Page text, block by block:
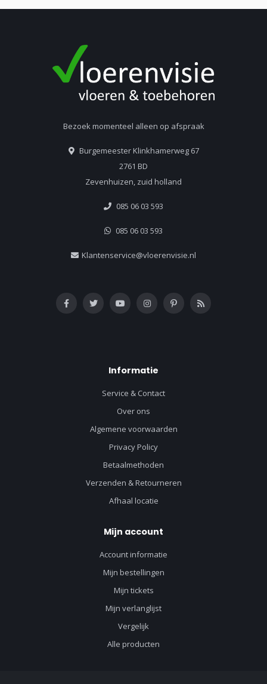
Bezoek momenteel alleen op afspraak
Burgemeester Klinkhamerweg 67
2761 BD
Zevenhuizen, zuid holland
085 06 03 593
085 06 03 593
Klantenservice@vloerenvisie.nl
Informatie
Service & Contact
Over ons
Algemene voorwaarden
Privacy Policy
Betaalmethoden
Verzenden & Retourneren
Afhaal locatie
Mijn account
Account informatie
Mijn bestellingen
Mijn tickets
Mijn verlanglijst
Vergelijk
Alle producten